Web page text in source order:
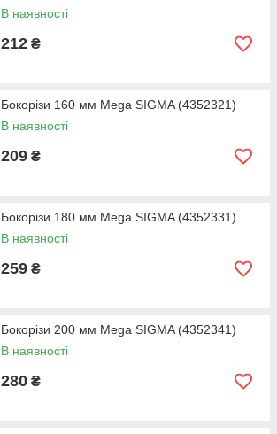
В наявності
212 ₴
Бокорізи 160 мм Mega SIGMA (4352321)
В наявності
209 ₴
Бокорізи 180 мм Mega SIGMA (4352331)
В наявності
259 ₴
Бокорізи 200 мм Mega SIGMA (4352341)
В наявності
280 ₴